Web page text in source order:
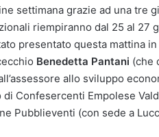
settimana grazie ad una tre
riempiranno dal 25 al 27
presentato questa mattina
Benedetta Pantani (che
allo sviluppo
di Confesercenti Empolese
Pubblieventi (con sede a